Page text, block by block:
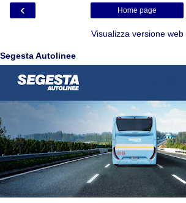
‹ Home page
Visualizza versione web
Segesta Autolinee